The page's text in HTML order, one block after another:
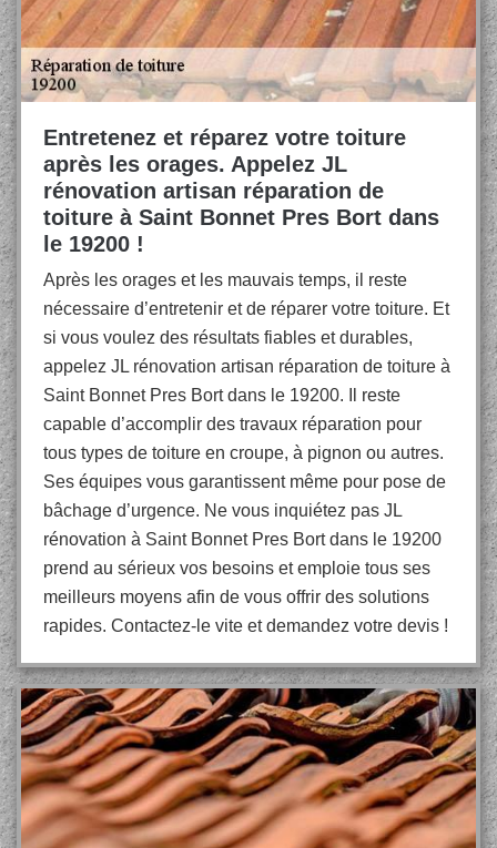
Entretenez et réparez votre toiture
après les orages. Appelez JL
rénovation artisan réparation de
toiture à Saint Bonnet Pres Bort dans
le 19200 !
Après les orages et les mauvais temps, il reste
nécessaire d’entretenir et de réparer votre toiture. Et
si vous voulez des résultats fiables et durables,
appelez JL rénovation artisan réparation de toiture à
Saint Bonnet Pres Bort dans le 19200. Il reste
capable d’accomplir des travaux réparation pour
tous types de toiture en croupe, à pignon ou autres.
Ses équipes vous garantissent même pour pose de
bâchage d’urgence. Ne vous inquiétez pas JL
rénovation à Saint Bonnet Pres Bort dans le 19200
prend au sérieux vos besoins et emploie tous ses
meilleurs moyens afin de vous offrir des solutions
rapides. Contactez-le vite et demandez votre devis !